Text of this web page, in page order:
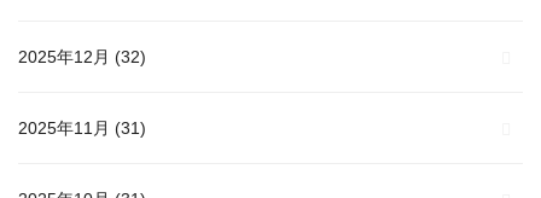
2025年12月 (32)
2025年11月 (31)